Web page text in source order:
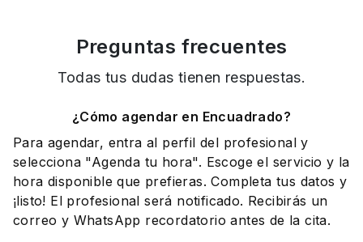
Preguntas frecuentes
Todas tus dudas tienen respuestas.
¿Cómo agendar en Encuadrado?
Para agendar, entra al perfil del profesional y
selecciona "Agenda tu hora". Escoge el servicio y la
hora disponible que prefieras. Completa tus datos y
¡listo! El profesional será notificado. Recibirás un
correo y WhatsApp recordatorio antes de la cita.